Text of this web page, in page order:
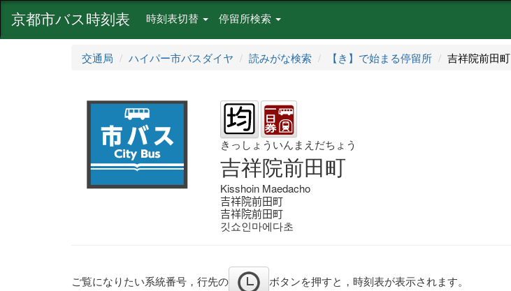
京都市バス時刻表 時刻表切替 停留所検索
交通局 ハイパー市バスダイヤ 読みがな検索 【き】で始まる停留所 吉祥院前田町
きっしょういんまえだちょう
吉祥院前田町
Kisshoin Maedacho
吉祥院前田町
吉祥院前田町
깃쇼인마에다초
ご覧になりたい系統番号，行先の ボタンを押すと，時刻表が表示されます。